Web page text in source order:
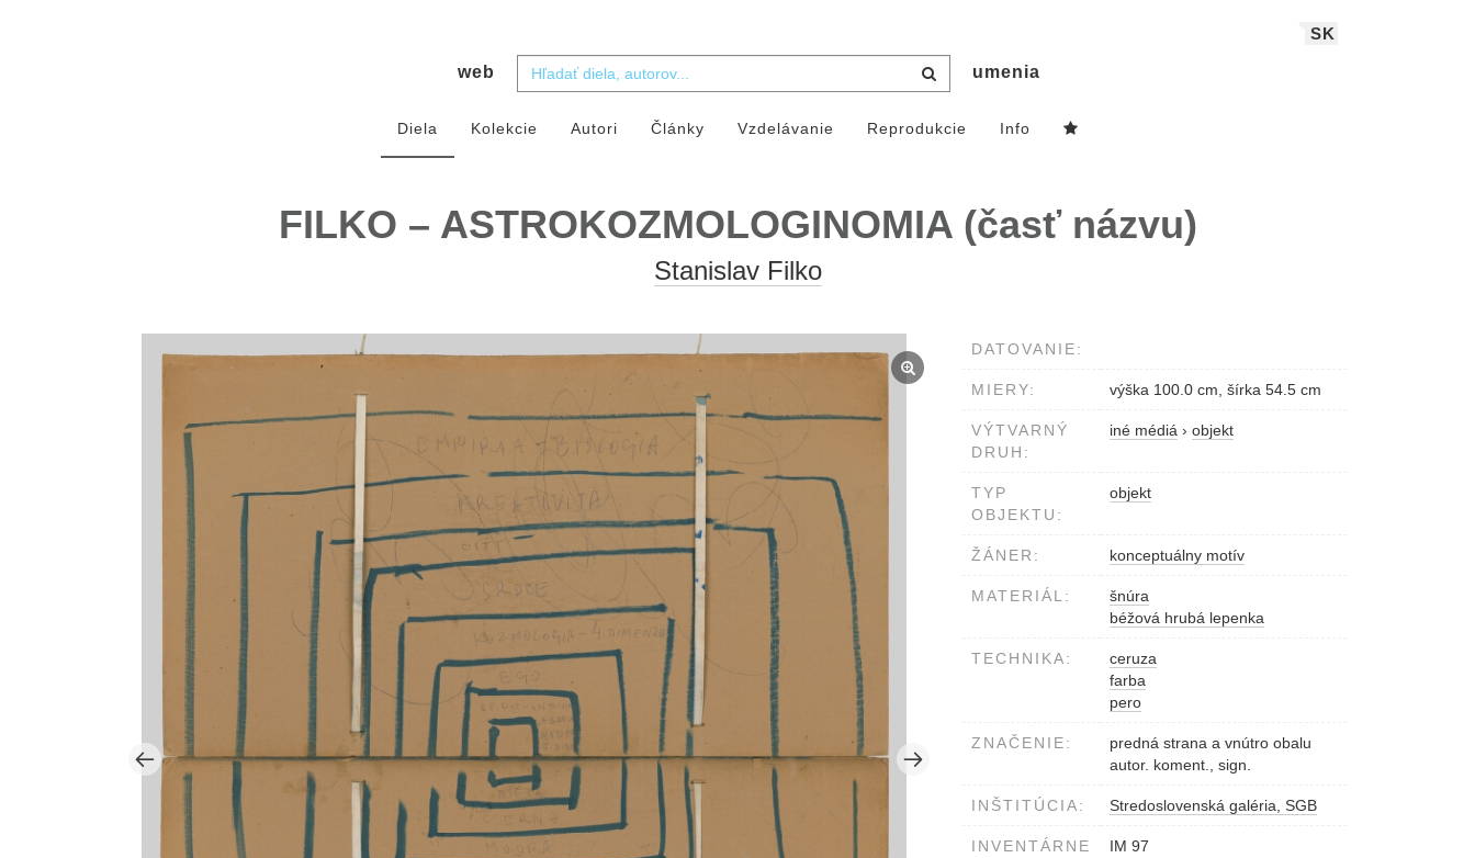
SK
web umenia
Diela Kolekcie Autori Články Vzdelávanie Reprodukcie Info
FILKO – ASTROKOZMOLOGINOMIA (časť názvu)
Stanislav Filko
DATOVANIE:
MIERY: výška 100.0 cm, šírka 54.5 cm
VÝTVARNÝ
DRUH:
iné médiá › objekt
TYP
OBJEKTU:
objekt
ŽÁNER: konceptuálny motív
MATERIÁL:
šnúra
béžová hrubá lepenka
TECHNIKA:
ceruza
farba
pero
ZNAČENIE:
predná strana a vnútro obalu
autor. koment., sign.
INŠTITÚCIA: Stredoslovenská galéria, SGB
INVENTÁRNE
IM 97